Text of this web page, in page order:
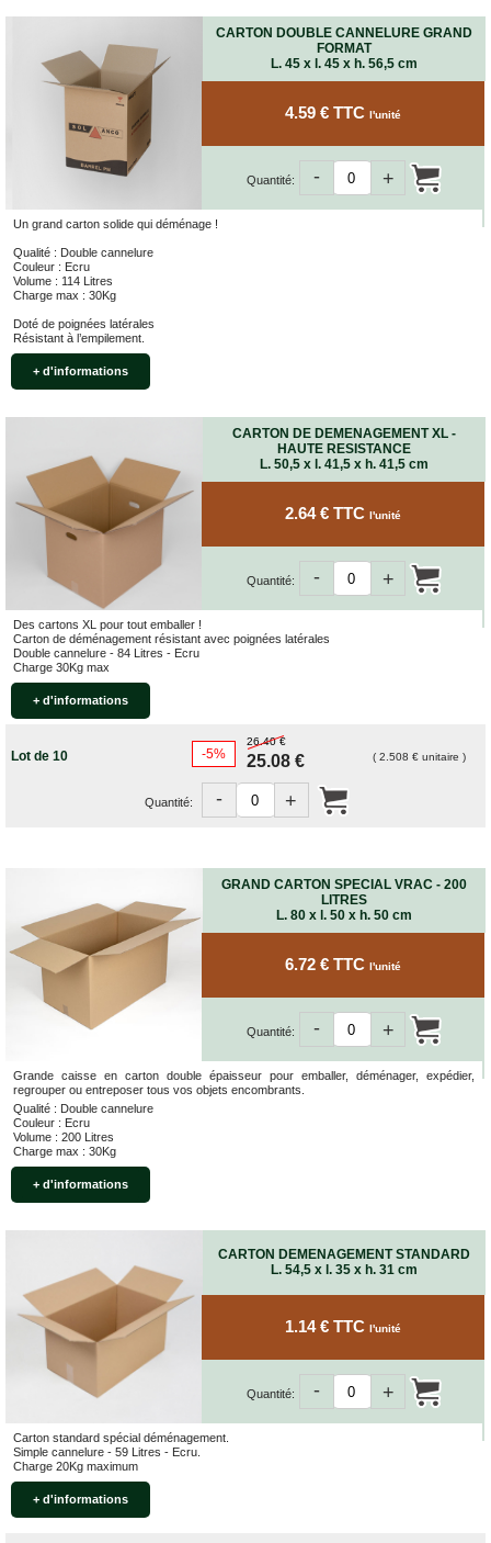
CARTON DOUBLE CANNELURE GRAND
FORMAT
L. 45 x l. 45 x h. 56,5 cm
Un grand carton solide qui déménage !
Qualité : Double cannelure
Couleur : Ecru
Volume : 114 Litres
Charge max : 30Kg
Doté de poignées latérales
Résistant à l’empilement.
+ d'informations
4.59 € TTC l'unité
Quantité: +
-
CARTON DE DEMENAGEMENT XL -
HAUTE RESISTANCE
L. 50,5 x l. 41,5 x h. 41,5 cm
Des cartons XL pour tout emballer !
Carton de déménagement résistant avec poignées latérales
Double cannelure - 84 Litres - Ecru
Charge 30Kg max
+ d'informations
2.64 € TTC l'unité
Quantité: +
-
Lot de 10 -5%
26.40 €
25.08 € ( 2.508 € unitaire )
Quantité: +
-
GRAND CARTON SPECIAL VRAC - 200
LITRES
L. 80 x l. 50 x h. 50 cm
Grande caisse en carton double épaisseur pour emballer, déménager, expédier,
regrouper ou entreposer tous vos objets encombrants.
Qualité : Double cannelure
Couleur : Ecru
Volume : 200 Litres
Charge max : 30Kg
+ d'informations
6.72 € TTC l'unité
Quantité: +
-
CARTON DEMENAGEMENT STANDARD
L. 54,5 x l. 35 x h. 31 cm
Carton standard spécial déménagement.
Simple cannelure - 59 Litres - Ecru.
Charge 20Kg maximum
+ d'informations
1.14 € TTC l'unité
Quantité: +
-